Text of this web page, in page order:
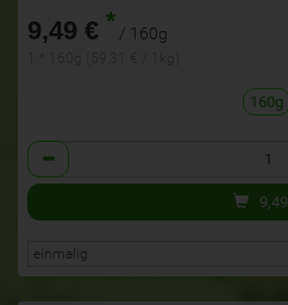
9,49 € * / 160g
160g
Anzahl
9,49